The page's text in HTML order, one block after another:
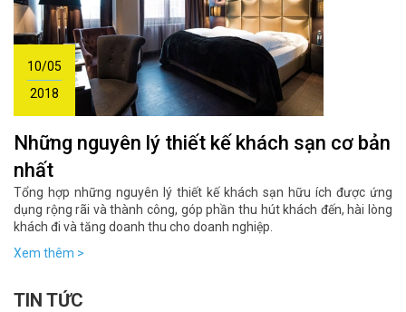
10/05
2018
Những nguyên lý thiết kế khách sạn cơ bản
nhất
Tổng hợp những nguyên lý thiết kế khách sạn hữu ích được ứng
dụng rộng rãi và thành công, góp phần thu hút khách đến, hài lòng
khách đi và tăng doanh thu cho doanh nghiệp.
Xem thêm >
TIN TỨC